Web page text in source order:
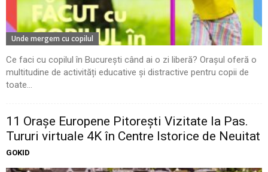
Unde mergem cu copilul
Ce faci cu copilul în București când ai o zi liberă? Orașul oferă o
multitudine de activități educative și distractive pentru copii de
toate...
11 Oraşe Europene Pitoreşti Vizitate la Pas.
Tururi virtuale 4K în Centre Istorice de Neuitat
GOKID